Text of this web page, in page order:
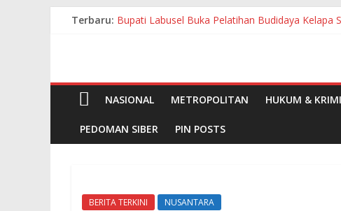
Terbaru: Bupati Labusel Buka Pelatihan Budidaya Kelapa
Bupati Labusel Hadiri Penutupan PRSU Ke-50
NASIONAL
METROPOLITAN HUKUM &
PEDOMAN SIBER PIN POSTS
BERITA TERKINI NUSANTARA